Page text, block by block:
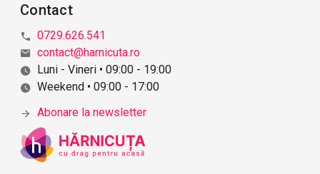
Contact
0729.626.541
contact@harnicuta.ro
Luni - Vineri • 09:00 - 19:00
Weekend • 09:00 - 17:00
Abonare la newsletter